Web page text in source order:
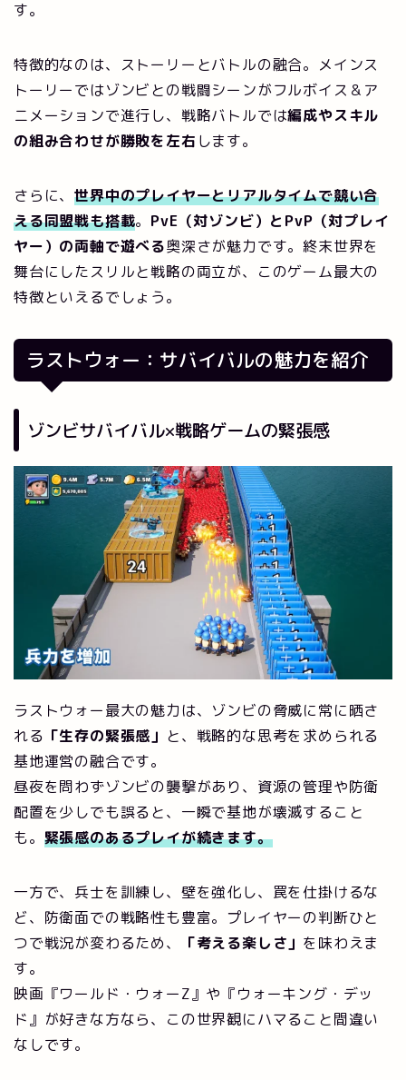
す。
特徴的なのは、ストーリーとバトルの融合。メインス
トーリーではゾンビとの戦闘シーンがフルボイス＆ア
ニメーションで進行し、戦略バトルでは編成やスキル
の組み合わせが勝敗を左右 します。
さらに、世界中のプレイヤーとリアルタイムで競い合
える同盟戦も搭載。 PvE（対ゾンビ）とPvP（対プレイ
ヤー）の両軸で遊べる奥深さが魅力です。終末世界を
舞台にしたスリルと戦略の両立が、このゲーム最大の
特徴といえるでしょう。
ラストウォー：サバイバルの魅力を紹介
ゾンビサバイバル×戦略ゲームの緊張感
ラストウォー最大の魅力は、ゾンビの脅威に常に晒さ
れる 「生存の緊張感」 と、戦略的な思考を求められる
基地運営の融合です。
昼夜を問わずゾンビの襲撃があり、資源の管理や防衛
配置を少しでも誤ると、一瞬で基地が壊滅すること
も。 緊張感のあるプレイが続きます。
一方で、兵士を訓練し、壁を強化し、罠を仕掛けるな
ど、防衛面での戦略性も豊富。プレイヤーの判断ひと
つで戦況が変わるため、
「考える楽しさ」 を味わえま
す。
映画『ワールド・ウォーZ』や『ウォーキング・デッ
ド』が好きな方なら、この世界観にハマること間違い
なしです。